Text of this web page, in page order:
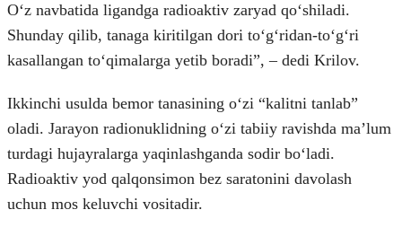
Oʻz navbatida ligandga radioaktiv zaryad qoʻshiladi.
Shunday qilib, tanaga kiritilgan dori toʻgʻridan-toʻgʻri
kasallangan toʻqimalarga yetib boradi”, – dedi Krilov.
Ikkinchi usulda bemor tanasining oʻzi “kalitni tanlab”
oladi. Jarayon radionuklidning oʻzi tabiiy ravishda maʼlum
turdagi hujayralarga yaqinlashganda sodir boʻladi.
Radioaktiv yod qalqonsimon bez saratonini davolash
uchun mos keluvchi vositadir.